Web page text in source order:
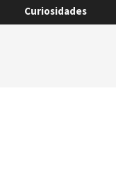
Curiosidades